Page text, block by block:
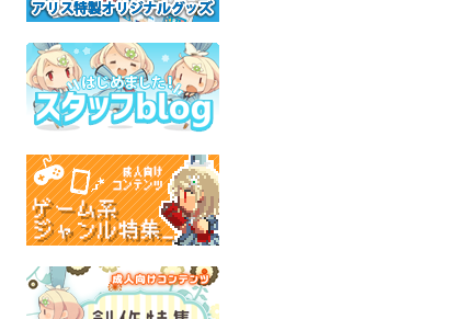
憶えていない道
mixm
オリジナル
全年齢